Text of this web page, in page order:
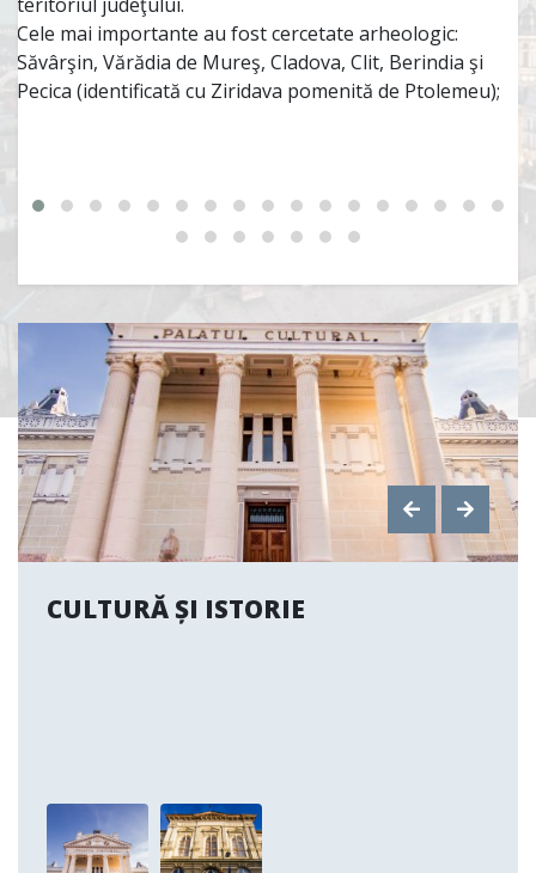
Cele mai importante au fost cercetate arheologic:
Săvârşin, Vărădia de Mureş, Cladova, Clit, Berindia şi
Pecica (identificată cu Ziridava pomenită de Ptolemeu);
CULTURĂ ȘI ISTORIE